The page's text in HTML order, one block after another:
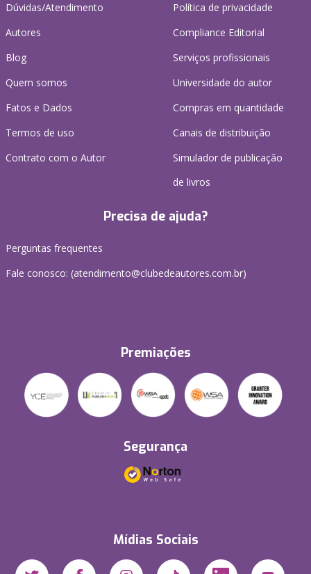
Dúvidas/Atendimento
Autores
Blog
Quem somos
Fatos e Dados
Termos de uso
Contrato com o Autor
Política de privacidade
Compliance Editorial
Serviços profissionais
Universidade do autor
Compras em quantidade
Canais de distribuição
Simulador de publicação
de livros
Precisa de ajuda?
Perguntas frequentes
Fale conosco: (atendimento@clubedeautores.com.br)
Premiações
Segurança
Mídias Sociais